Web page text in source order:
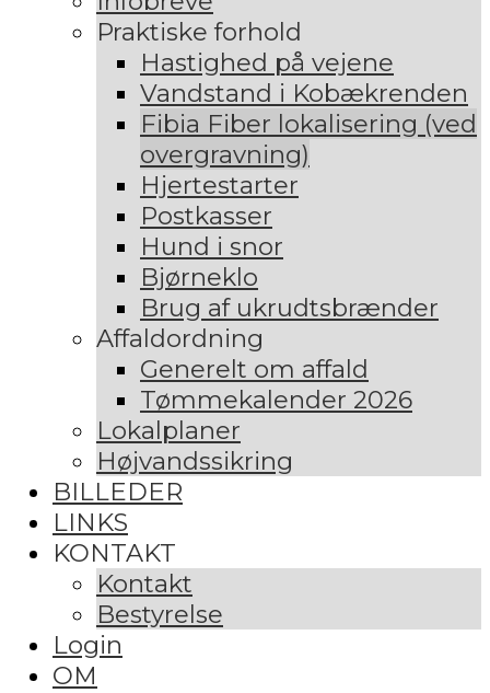
Praktiske forhold
Hastighed på vejene
Vandstand i Kobækrenden
Fibia Fiber lokalisering (ved
overgravning)
Hjertestarter
Postkasser
Hund i snor
Bjørneklo
Brug af ukrudtsbrænder
Affaldordning
Generelt om affald
Tømmekalender 2026
Lokalplaner
Højvandssikring
BILLEDER
LINKS
KONTAKT
Kontakt
Bestyrelse
Login
OM